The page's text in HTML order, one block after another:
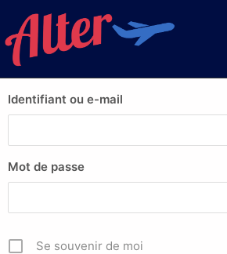
Identifiant ou e-mail
Mot de passe
Se souvenir de moi